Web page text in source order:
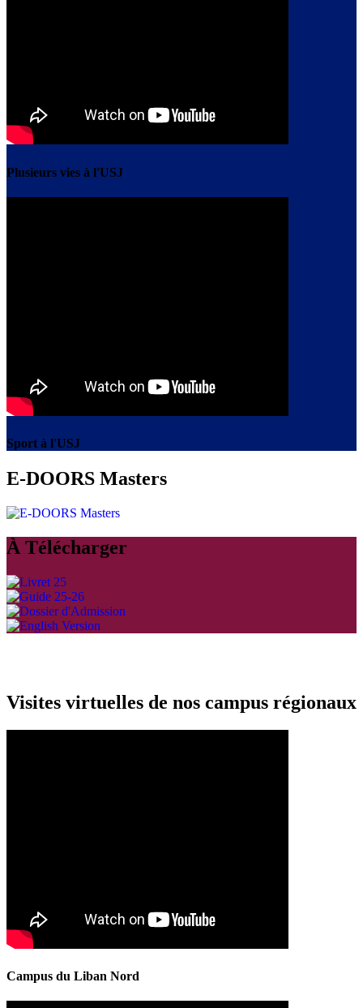
Plusieurs vies à l'USJ
Sport à l'USJ
E-DOORS Masters
À Télécharger
Visites virtuelles de nos campus régionaux
Campus du Liban Nord